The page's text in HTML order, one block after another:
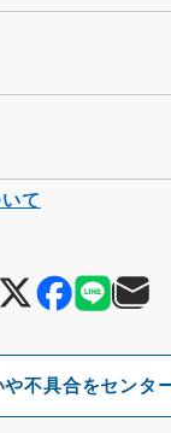
不具合をセンタ
て